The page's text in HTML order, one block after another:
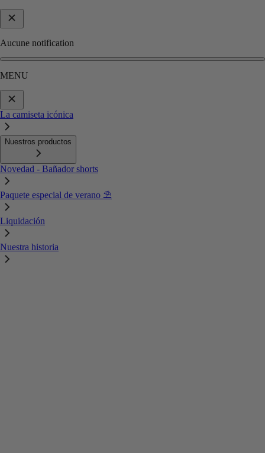
Aucune notification
MENU
La camiseta icónica
Nuestros productos
Novedad - Bañador shorts
Paquete especial de verano ⛱️
Liquidación
Nuestra historia